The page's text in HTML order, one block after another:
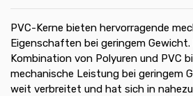
PVC-Kerne bieten hervorragende
Eigenschaften bei geringem Gewicht.
Kombination von Polyuren und PVC
mechanische Leistung bei geringem
weit verbreitet und hat sich in